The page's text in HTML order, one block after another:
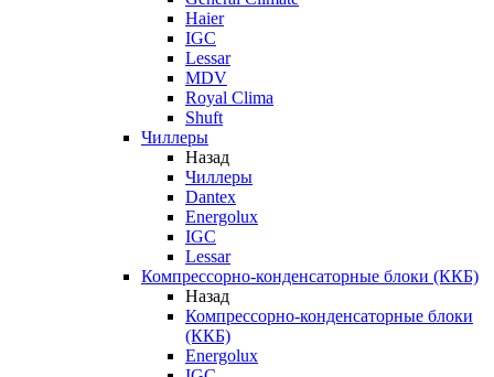
Haier
IGC
Lessar
MDV
Royal Clima
Shuft
Чиллеры
Назад
Чиллеры
Dantex
Energolux
IGC
Lessar
Компрессорно-конденсаторные блоки (ККБ)
Назад
Компрессорно-конденсаторные блоки
(ККБ)
Energolux